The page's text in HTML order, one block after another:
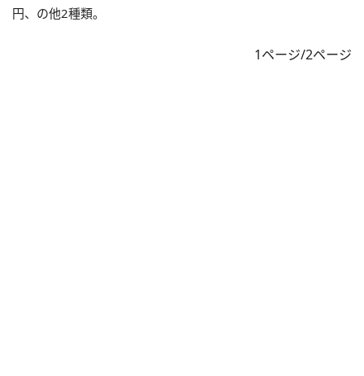
円、の他2種類。
1ページ/2ページ